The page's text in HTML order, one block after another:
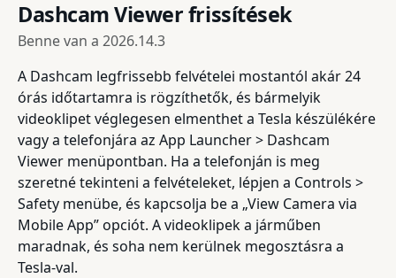
Dashcam Viewer frissítések
Benne van a 2026.14.3
A Dashcam legfrissebb felvételei mostantól akár 24
órás időtartamra is rögzíthetők, és bármelyik
videoklipet véglegesen elmenthet a Tesla készülékére
vagy a telefonjára az App Launcher > Dashcam
Viewer menüpontban. Ha a telefonján is meg
szeretné tekinteni a felvételeket, lépjen a Controls >
Safety menübe, és kapcsolja be a „View Camera via
Mobile App” opciót. A videoklipek a járműben
maradnak, és soha nem kerülnek megosztásra a
Tesla-val.